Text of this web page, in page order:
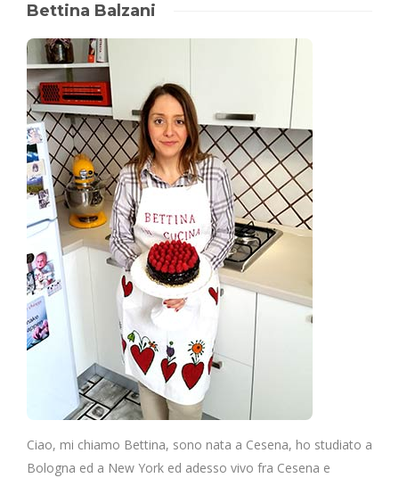
Bettina Balzani
Ciao, mi chiamo Bettina, sono nata a Cesena, ho studiato a
Bologna ed a New York ed adesso vivo fra Cesena e